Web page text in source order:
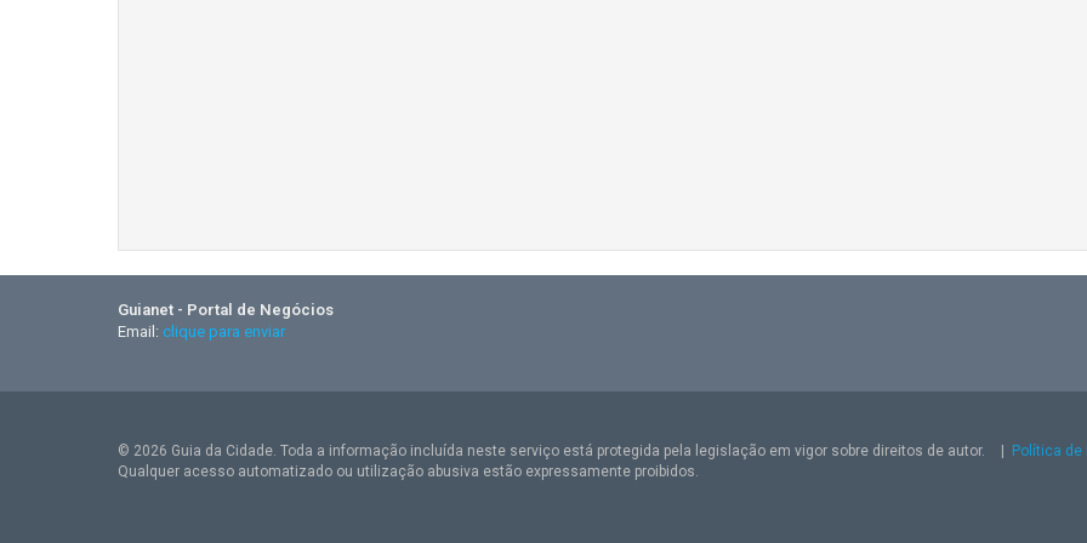
Guianet - Portal de Negócios
Email: clique para enviar
© 2026 Guia da Cidade. Toda a informação incluída neste serviço está protegida pela legislação em vigor sobre direitos de autor.
Política de
Qualquer acesso automatizado ou utilização abusiva estão expressamente proibidos.